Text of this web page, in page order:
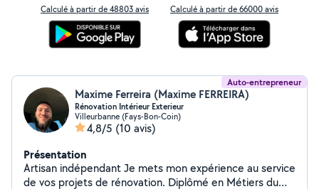
Calculé à partir de 48803 avis Calculé à partir de 66000 avis
Auto-entrepreneur
Maxime Ferreira (Maxime FERREIRA)
Rénovation Intérieur Exterieur
Villeurbanne (Fays-Bon-Coin)
4,8/5 (10 avis)
Présentation
Artisan indépendant Je mets mon expérience au service
de vos projets de rénovation. Diplômé en Métiers du